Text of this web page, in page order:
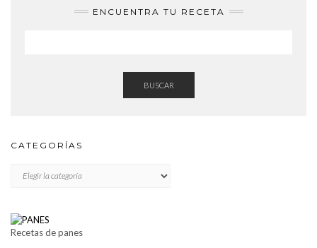
ENCUENTRA TU RECETA
BUSCAR
CATEGORÍAS
Recetas de panes